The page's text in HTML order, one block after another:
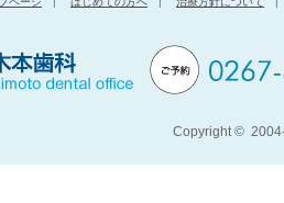
Copyright ©